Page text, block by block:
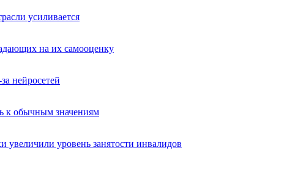
усиливается
на их самооценку
нейросетей
к обычным значениям
уровень занятости инвалидов